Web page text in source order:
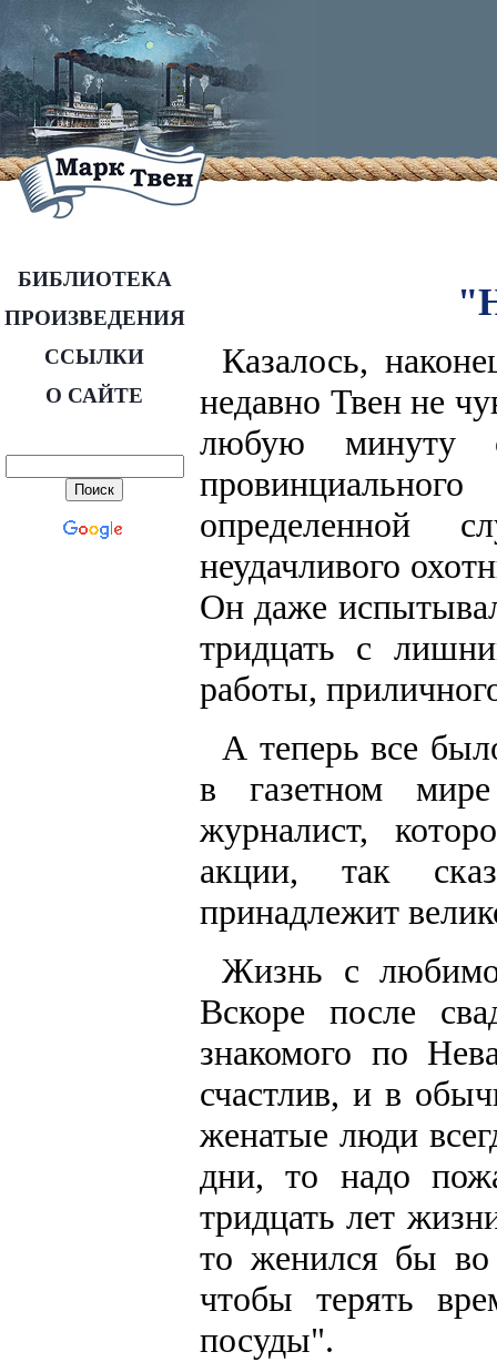
БИБЛИОТЕКА
ПРОИЗВЕДЕНИЯ
ССЫЛКИ
О САЙТЕ
Казалось,
недавно Твен не
любую минуту
определенной
неудачливого
Он даже
тридцать с
работы,
А теперь все
в газетном
журналист,
акции, так
принадлежит
Жизнь с
Вскоре после
знакомого по
счастлив, и в
женатые люди
дни, то надо
тридцать лет
то женился бы во
чтобы терять
посуды".